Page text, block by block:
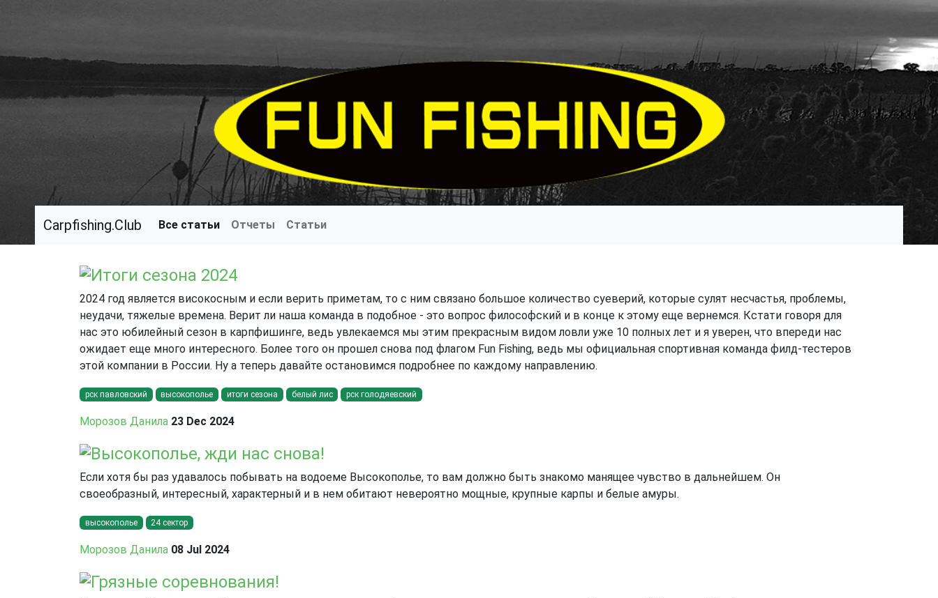
Carpfishing.Club Все статьи Отчеты Статьи
Итоги сезона 2024
2024 год является високосным и если верить приметам, то с ним связано большое количество суеверий, которые сулят несчастья, проблемы,
неудачи, тяжелые времена. Верит ли наша команда в подобное - это вопрос философский и в конце к этому еще вернемся. Кстати говоря для
нас это юбилейный сезон в карпфишинге, ведь увлекаемся мы этим прекрасным видом ловли уже 10 полных лет и я уверен, что впереди нас
ожидает еще много интересного. Более того он прошел снова под флагом Fun Fishing, ведь мы официальная спортивная команда филд-тестеров
этой компании в России. Ну а теперь давайте остановимся подробнее по каждому направлению.
рск павловский высокополье итоги сезона белый лис рск голодяевский
Морозов Данила 23 Dec 2024
Высокополье, жди нас снова!
Если хотя бы раз удавалось побывать на водоеме Высокополье, то вам должно быть знакомо манящее чувство в дальнейшем. Он
своеобразный, интересный, характерный и в нем обитают невероятно мощные, крупные карпы и белые амуры.
высокополье 24 сектор
Морозов Данила 08 Jul 2024
Грязные соревнования!